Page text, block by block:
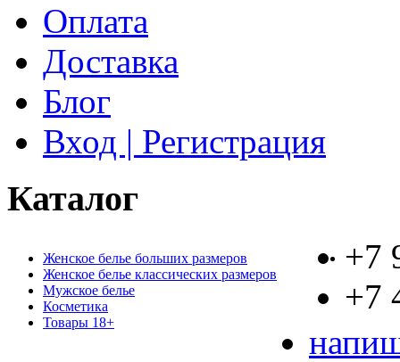
Оплата
Доставка
Блог
Вход | Регистрация
Каталог
Женское белье больших размеров
Женское белье классических размеров
Мужское белье
Косметика
Товары 18+
+7
+7